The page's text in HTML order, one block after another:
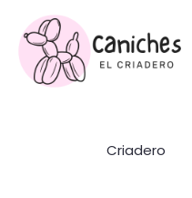
Criadero